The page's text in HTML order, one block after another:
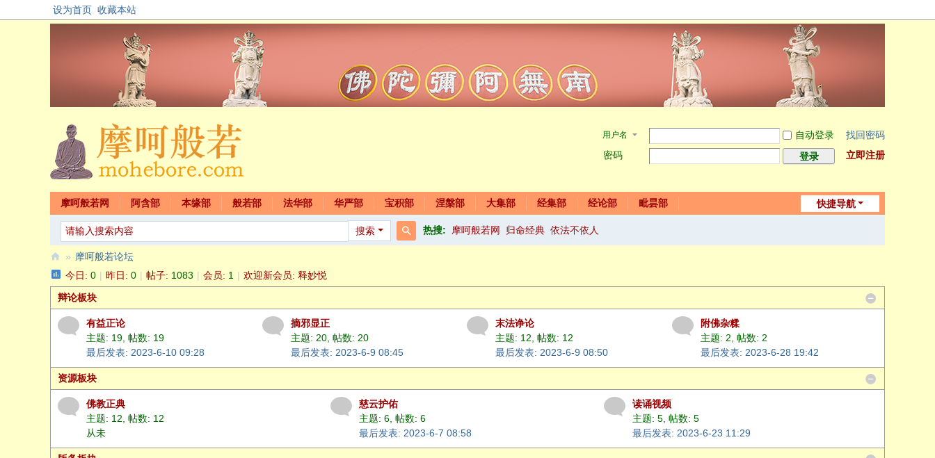
设为首页 收藏本站
用户名 自动登录
找回密码
密码
登录 立即注册
快捷导航
摩呵般若网 阿含部 本缘部 般若部 法华部 华严部 宝积部 涅槃部 大集部 经集部 经论部 毗昙部
搜索 热搜: 摩呵般若网 归命经典 依法不依人
摩
呵
般
» 摩呵般若论坛
今日: 0 | 昨日: 0 | 帖子: 1083 | 会员: 1 | 欢迎新会员: 释妙悦
辩论板块
有益正论
主题: 19 帖数: 19
最后发表: 2023-6-10 09:28
摘邪显正
主题: 20 帖数: 20
最后发表: 2023-6-9 08:45
末法诤论
主题: 12 帖数: 12
最后发表: 2023-6-9 08:50
附佛杂糅
主题: 2 帖数: 2
最后发表: 2023-6-28 19:42
资源板块
佛教正典
主题: 12 帖数: 12
从未
慈云护佑
主题: 6 帖数: 6
最后发表: 2023-6-7 08:58
读诵视频
主题: 5 帖数: 5
最后发表: 2023-6-23 11:29